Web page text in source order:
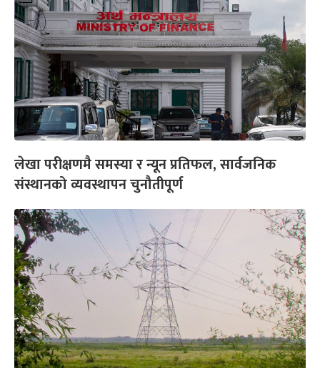
लेखा परीक्षणमै समस्या र न्यून प्रतिफल, सार्वजनिक
संस्थानको व्यवस्थापन चुनौतीपूर्ण